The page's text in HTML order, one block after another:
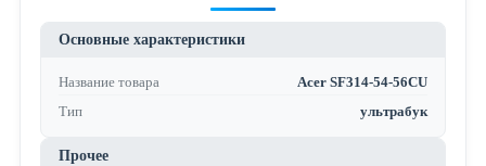
Основные характеристики
Название товара
Acer SF314-54-56CU
Тип
ультрабук
Прочее